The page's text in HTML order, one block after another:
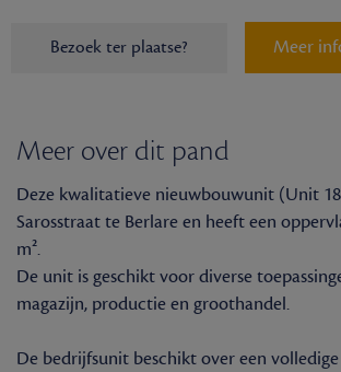
Bezoek ter plaatse? Meer
Meer over dit pand
Deze kwalitatieve nieuwbouwunit (Unit
Sarosstraat te Berlare en heeft een
m².
De unit is geschikt voor diverse
magazijn, productie en groothandel.
De bedrijfsunit beschikt over een